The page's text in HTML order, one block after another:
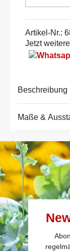
Artikel-Nr.:
Jetzt
Beschreibung
Maße &